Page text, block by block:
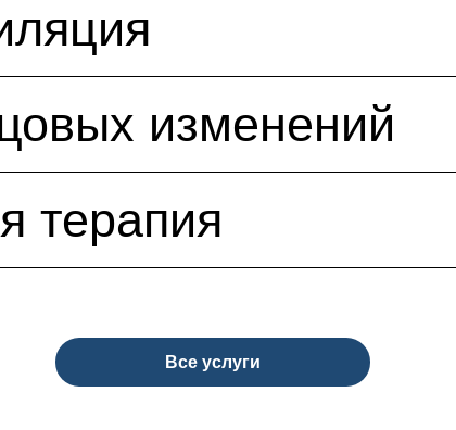
изменений
терапия
Все услуги